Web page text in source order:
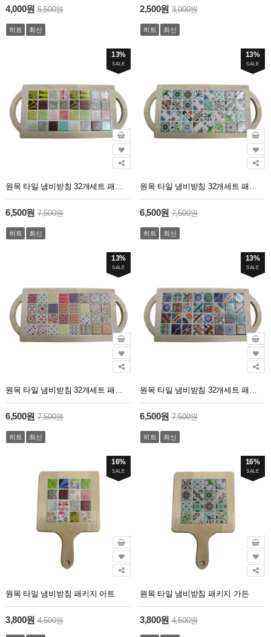
4,000원 5,500원
히트 최신
2,500원3,000원
히트 최신
13%
SALE
원목 타일 냄비받침 32개세트 패키지 아트
6,500원 7,500원
히트 최신
13%
SALE
원목 타일 냄비받침 32개세트 패키지 가든
6,500원7,500원
히트 최신
13%
SALE
원목 타일 냄비받침 32개세트 패키지 패턴
6,500원 7,500원
히트 최신
13%
SALE
원목 타일 냄비받침 32개세트 패키지 패치웍
6,500원7,500원
히트 최신
16%
SALE
원목 타일 냄비받침 패키지 아트
3,800원 4,500원
16%
SALE
원목 타일 냄비받침 패키지 가든
3,800원4,500원